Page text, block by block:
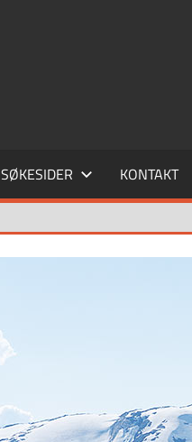
SØKESIDER KONTAKT